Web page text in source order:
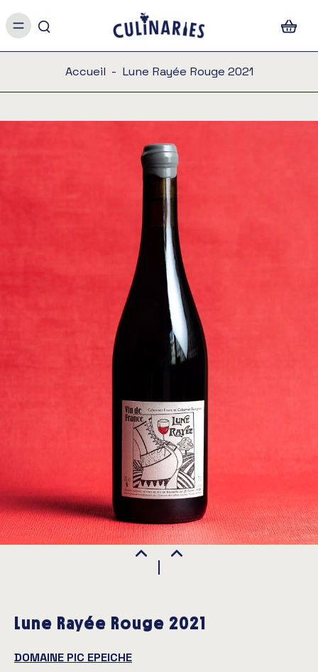
Accueil - Lune Rayée Rouge 2021
Lune Rayée Rouge 2021
DOMAINE PIC EPEICHE